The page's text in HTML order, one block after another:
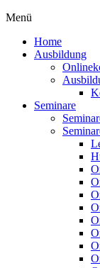
Menü
Home
Ausbildung
Seminare